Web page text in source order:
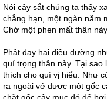
Nói cây sắt chúng ta thấy
chẳng hạn, một ngàn năm
Chớ một phen mất thân
Phật dạy hai điều dường
quí trọng thân này. Tại sao
thích cho quí vị hiểu. Như
ra ngoài vớ được một gốc